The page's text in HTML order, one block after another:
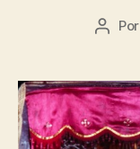
Autor
Por